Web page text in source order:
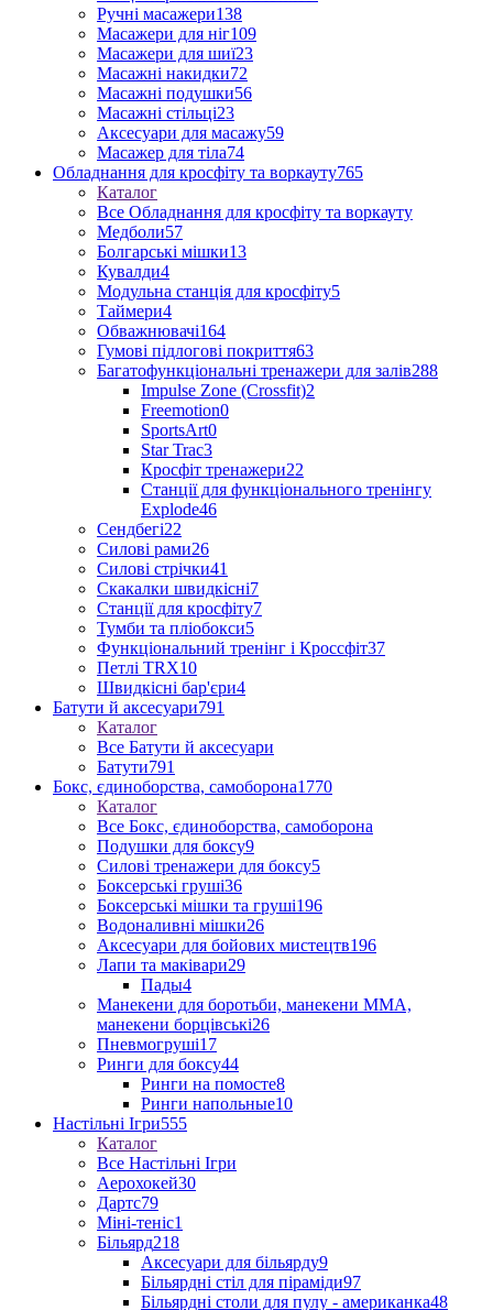
Ручні масажери138
Масажери для ніг109
Масажери для шиї23
Масажні накидки72
Масажні подушки56
Масажні стільці23
Аксесуари для масажу59
Масажер для тіла74
Обладнання для кросфіту та воркауту765
Каталог
Все Обладнання для кросфіту та воркауту
Медболи57
Болгарські мішки13
Кувалди4
Модульна станція для кросфіту5
Таймери4
Обважнювачі164
Гумові підлогові покриття63
Багатофункціональні тренажери для залів288
Impulse Zone (Crossfit)2
Freemotion0
SportsArt0
Star Trac3
Кросфіт тренажери22
Станції для функціонального тренінгу
Explode46
Сендбегі22
Силові рами26
Силові стрічки41
Скакалки швидкісні7
Станції для кросфіту7
Тумби та пліобокси5
Функціональний тренінг і Кроссфіт37
Петлі TRX10
Швидкісні бар'єри4
Батути й аксесуари791
Каталог
Все Батути й аксесуари
Батути791
Бокс, єдиноборства, самоборона1770
Каталог
Все Бокс, єдиноборства, самоборона
Подушки для боксу9
Силові тренажери для боксу5
Боксерські груші36
Боксерські мішки та груші196
Водоналивні мішки26
Аксесуари для бойових мистецтв196
Лапи та маківари29
Пады4
Манекени для боротьби, манекени ММА,
манекени борцівські26
Пневмогруші17
Ринги для боксу44
Ринги на помосте8
Ринги напольные10
Настільні Ігри555
Каталог
Все Настільні Ігри
Аерохокей30
Дартс79
Міні-теніс1
Більярд218
Аксесуари для більярду9
Більярдні стіл для піраміди97
Більярдні столи для пулу - американка48